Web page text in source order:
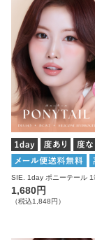
1,680円
（税込1,848円）